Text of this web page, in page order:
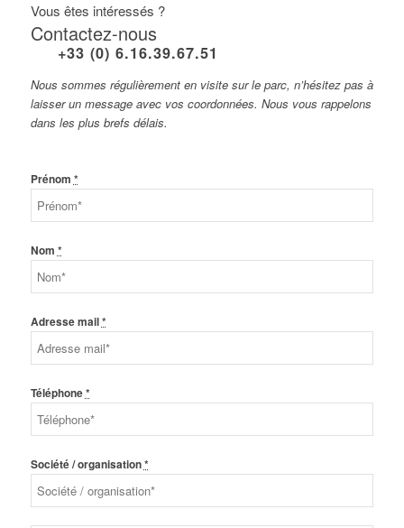
Vous êtes intéressés ?
Contactez-nous
+33 (0) 6.16.39.67.51
Nous sommes régulièrement en visite sur le parc, n’hésitez pas à
laisser un message avec vos coordonnées. Nous vous rappelons
dans les plus brefs délais.
Prénom *
Nom *
Adresse mail*
Téléphone*
Société / organisation*